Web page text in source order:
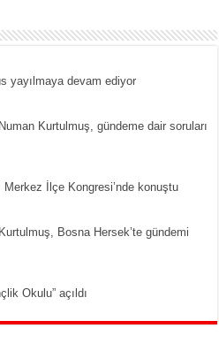
yayılmaya devam ediyor
Kurtulmuş, gündeme dair soruları
Merkez İlçe Kongresi’nde konuştu
Bosna Hersek’te gündemi
Okulu” açıldı